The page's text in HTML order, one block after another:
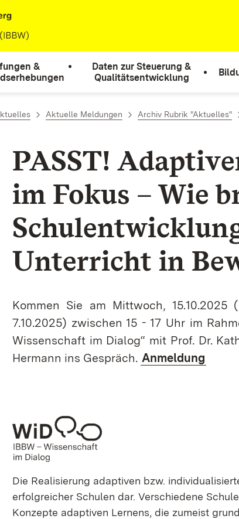
&
Daten zur Steuerung &
Qualitätsentwicklung
Aktuelle Meldungen Archiv Rubrik "Aktuelles"
PASST!
im Fokus – Wie
Unterricht in
Kommen Sie am Mittwoch,
7.10.2025) zwischen 15 - 17 Uhr im
Wissenschaft im Dialog“ mit Prof. Dr.
Hermann ins Gespräch. Anmeldung
Die Realisierung adaptiven bzw.
erfolgreicher Schulen dar. Verschiedene
Konzepte adaptiven Lernens, die zumeist